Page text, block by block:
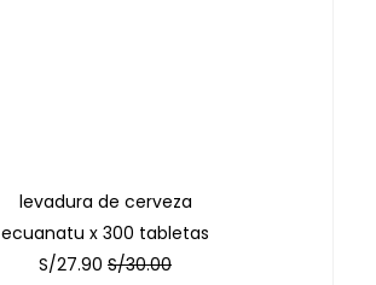
levadura de cerveza
ecuanatu x 300 tabletas
S/27.90 S/30.00